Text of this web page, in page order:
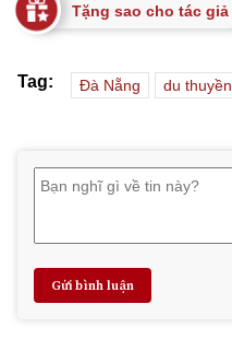
Tặng sao cho tác giả
Tag: Đà Nẵng du thuyền
Gửi bình luận